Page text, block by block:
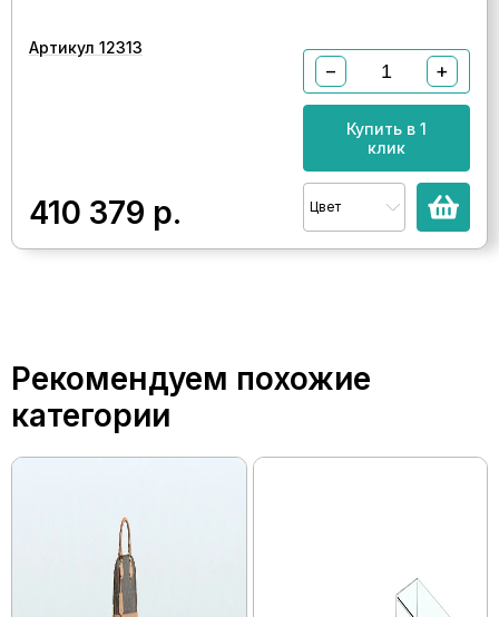
Артикул 12313
410 379 р.
− +
Купить в 1
клик
Цвет
Рекомендуем похожие
категории